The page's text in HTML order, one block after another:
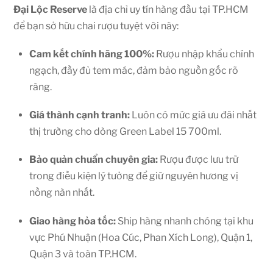
Đại Lộc Reserve là địa chỉ uy tín hàng đầu tại TP.HCM
để bạn sở hữu chai rượu tuyệt vời này:
Cam kết chính hãng 100%: Rượu nhập khẩu chính
ngạch, đầy đủ tem mác, đảm bảo nguồn gốc rõ
ràng.
Giá thành cạnh tranh: Luôn có mức giá ưu đãi nhất
thị trường cho dòng Green Label 15 700ml.
Bảo quản chuẩn chuyên gia: Rượu được lưu trữ
trong điều kiện lý tưởng để giữ nguyên hương vị
nồng nàn nhất.
Giao hàng hỏa tốc: Ship hàng nhanh chóng tại khu
vực Phú Nhuận (Hoa Cúc, Phan Xích Long), Quận 1,
Quận 3 và toàn TP.HCM.